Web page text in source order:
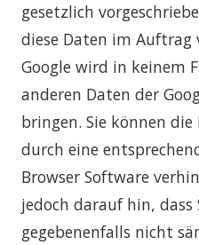
gesetzlich
diese Daten im Auftrag
Google wird in keinem
anderen Daten der
bringen. Sie können
durch eine
Browser Software
jedoch darauf hin, dass
gegebenenfalls nicht